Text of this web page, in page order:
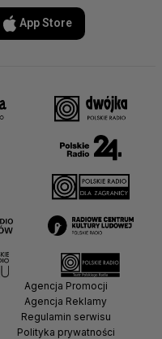
App Store
Agencja Promocji
Agencja Reklamy
Regulamin serwisu
Polityka prywatności